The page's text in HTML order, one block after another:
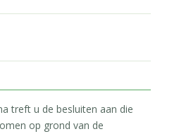
treft u de besluiten aan die
op grond van de